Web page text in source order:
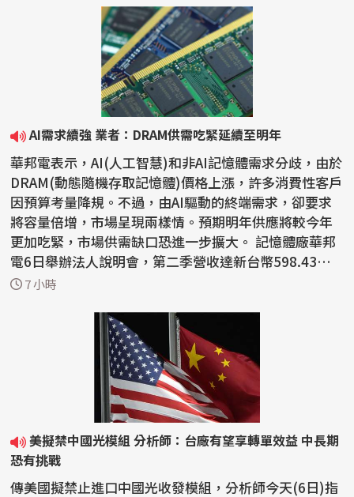
AI需求續強 業者：DRAM供需吃緊延續至明年
華邦電表示，AI(人工智慧)和非AI記憶體需求分歧，由於
DRAM(動態隨機存取記憶體)價格上漲，許多消費性客戶
因預算考量降規。不過，由AI驅動的終端需求，卻要求
將容量倍增，市場呈現兩樣情。預期明年供應將較今年
更加吃緊，市場供需缺口恐進一步擴大。 記憶體廠華邦
電6日舉辦法人說明會，第二季營收達新台幣598.43億
元，...
7 小時
美擬禁中國光模組 分析師：台廠有望享轉單效益 中長期
恐有挑戰
傳美國擬禁止進口中國光收發模組，分析師今天(6日)指